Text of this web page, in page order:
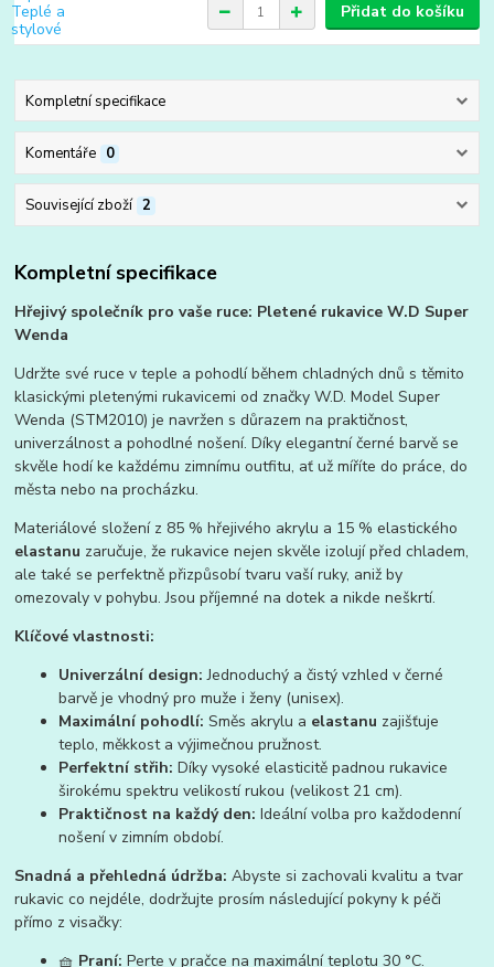
Přidat do košíku
Kompletní specifikace
Komentáře 0
Související zboží 2
Kompletní specifikace
Hřejivý společník pro vaše ruce: Pletené rukavice W.D Super
Wenda
Udržte své ruce v teple a pohodlí během chladných dnů s těmito
klasickými pletenými rukavicemi od značky W.D. Model Super
Wenda (STM2010) je navržen s důrazem na praktičnost,
univerzálnost a pohodlné nošení. Díky elegantní černé barvě se
skvěle hodí ke každému zimnímu outfitu, ať už míříte do práce, do
města nebo na procházku.
Materiálové složení z 85 % hřejivého akrylu a 15 % elastického
elastanu zaručuje, že rukavice nejen skvěle izolují před chladem,
ale také se perfektně přizpůsobí tvaru vaší ruky, aniž by
omezovaly v pohybu. Jsou příjemné na dotek a nikde neškrtí.
Klíčové vlastnosti:
Univerzální design: Jednoduchý a čistý vzhled v černé
barvě je vhodný pro muže i ženy (unisex).
Maximální pohodlí: Směs akrylu a elastanu zajišťuje
teplo, měkkost a výjimečnou pružnost.
Perfektní střih: Díky vysoké elasticitě padnou rukavice
širokému spektru velikostí rukou (velikost 21 cm).
Praktičnost na každý den: Ideální volba pro každodenní
nošení v zimním období.
Snadná a přehledná údržba: Abyste si zachovali kvalitu a tvar
rukavic co nejdéle, dodržujte prosím následující pokyny k péči
přímo z visačky:
🧺 Praní: Perte v pračce na maximální teplotu 30 °C.